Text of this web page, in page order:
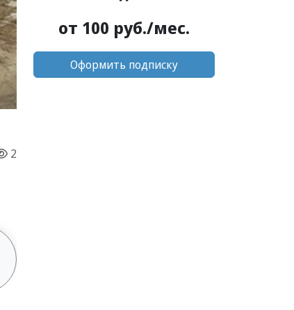
2
от 100 руб./мес.
Оформить подписку